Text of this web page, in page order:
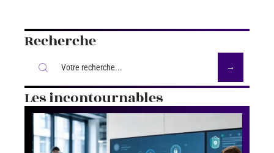
Recherche
Les incontournables